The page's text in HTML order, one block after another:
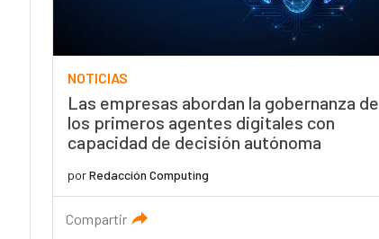
NOTICIAS
Las empresas abordan la gobernanza de
los primeros agentes digitales con
capacidad de decisión autónoma
porRedacción Computing
Compartir